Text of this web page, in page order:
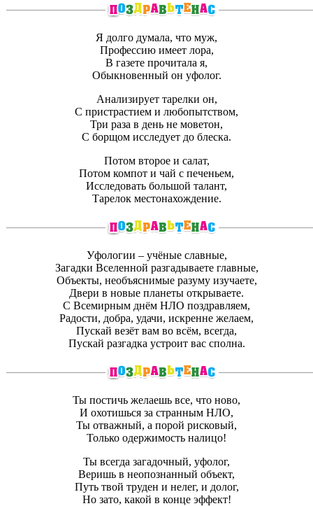
Я долго думала, что муж,
Профессию имеет лора,
В газете прочитала я,
Обыкновенный он уфолог.
Анализирует тарелки он,
С пристрастием и любопытством,
Три раза в день не моветон,
С борщом исследует до блеска.
Потом второе и салат,
Потом компот и чай с печеньем,
Исследовать большой талант,
Тарелок местонахождение.
Уфологии – учёные славные,
Загадки Вселенной разгадываете главные,
Объекты, необъяснимые разуму изучаете,
Двери в новые планеты открываете.
С Всемирным днём НЛО поздравляем,
Радости, добра, удачи, искренне желаем,
Пускай везёт вам во всём, всегда,
Пускай разгадка устроит вас сполна.
Ты постичь желаешь все, что ново,
И охотишься за странным НЛО,
Ты отважный, а порой рисковый,
Только одержимость налицо!
Ты всегда загадочный, уфолог,
Веришь в неопознанный объект,
Путь твой труден и нелег, и долог,
Но зато, какой в конце эффект!